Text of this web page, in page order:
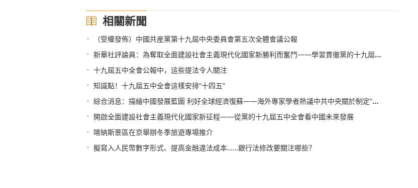
相關新聞
• （受權發佈）中國共産黨第十九屆中央委員會第五次全體會議公報
• 新華社評論員：為奪取全面建設社會主義現代化國家新勝利而奮鬥——學習貫徹黨的十九屆五中全會精神
• 十九屆五中全會公報中，這些提法令人關注
• 知識點！十九屆五中全會這樣安排“十四五”
• 綜合消息：描繪中國發展藍圖 利好全球經濟復蘇——海外專家學者熱議中共中央關於制定“十四五”規劃和二三五年遠景目標的建議
• 開啟全面建設社會主義現代化國家新征程——從黨的十九屆五中全會看中國未來發展
• 喀納斯景區在京舉辦冬季旅遊專場推介
• 擬寫入人民幣數字形式、提高金融違法成本……銀行法修改要關注哪些？